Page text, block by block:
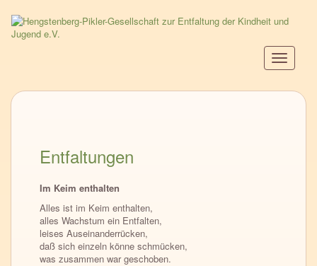
Direkt
zum
Entfaltungen
Im Keim enthalten
Alles ist im Keim enthalten,
alles Wachstum ein Entfalten,
leises Auseinanderrücken,
daß sich einzeln könne schmücken,
was zusammen war geschoben.